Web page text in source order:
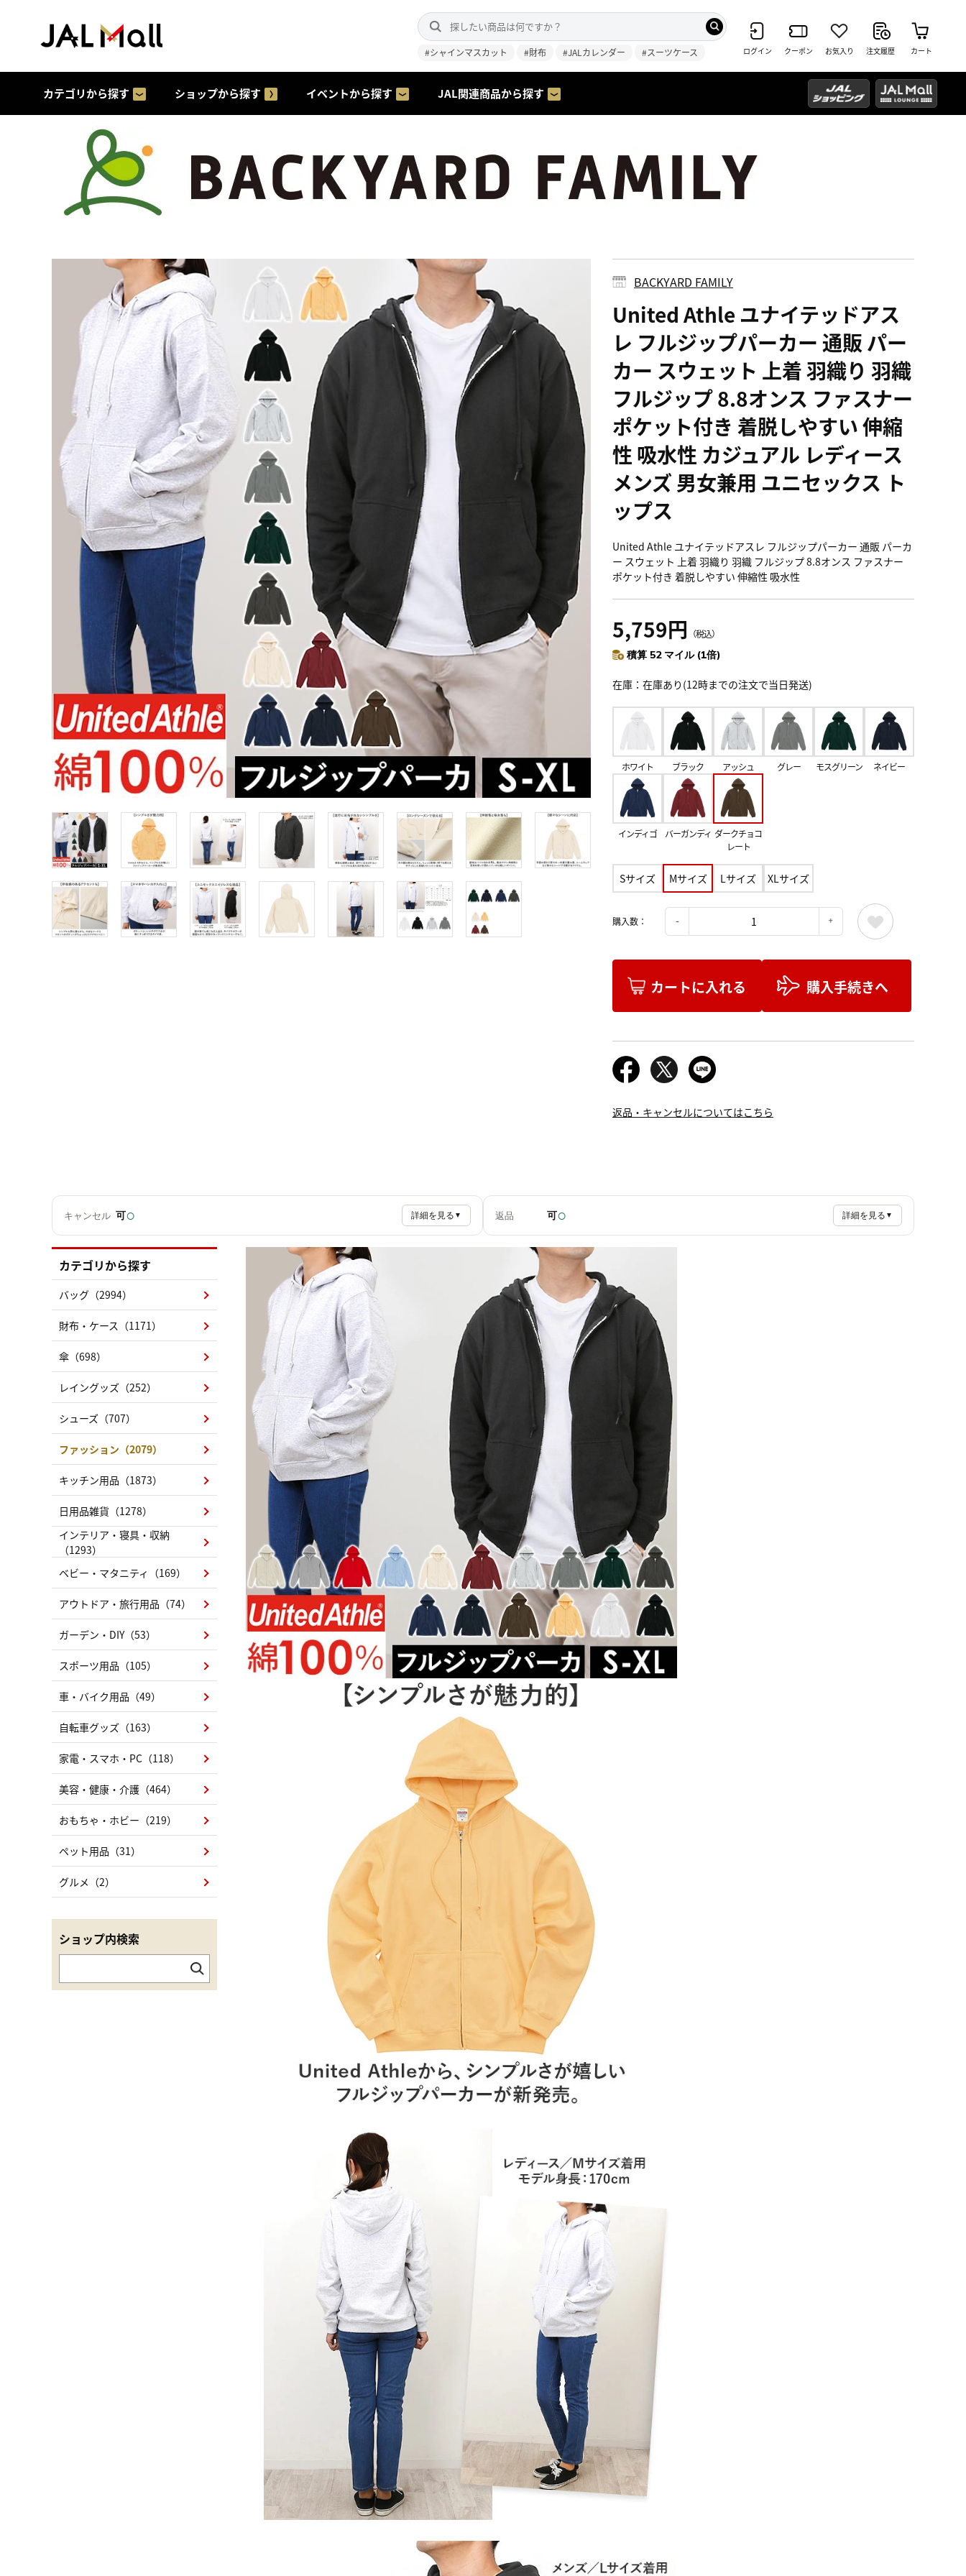
#シャインマスカット #財布 #JALカレンダー #スーツケース ログイン クーポン お気入り 注文履歴 カート
カテゴリから探す ショップから探す イベントから探す JAL関連商品から探す
BACKYARD FAMILY
United Athle ユナイテッドアス
レ フルジップパーカー 通販 パー
カー スウェット 上着 羽織り 羽織
フルジップ 8.8オンス ファスナー
ポケット付き 着脱しやすい 伸縮
性 吸水性 カジュアル レディース
メンズ 男女兼用 ユニセックス ト
ップス
United Athle ユナイテッドアスレ フルジップパーカー 通販 パーカ
ー スウェット 上着 羽織り 羽織 フルジップ 8.8オンス ファスナー
ポケット付き 着脱しやすい 伸縮性 吸水性
5,759円 （税込）
積算 52 マイル (1倍)
在庫 在庫あり(12時までの注文で当日発送)
ホワイト ブラック アッシュ グレー モスグリーン ネイビー
インディゴ バーガンディ ダークチョコ
レート
Sサイズ Mサイズ Lサイズ XLサイズ
購入数：
カートに入れる 購入手続きへ
返品・キャンセルについてはこちら
キャンセル 可○ 詳細を見る ▼ 返品 可○ 詳細を見る ▼
カテゴリから探す
バッグ（2994）
財布・ケース（1171）
傘（698）
レイングッズ（252）
シューズ（707）
ファッション（2079）
キッチン用品（1873）
日用品雑貨（1278）
インテリア・寝具・収納
（1293）
ベビー・マタニティ（169）
アウトドア・旅行用品（74）
ガーデン・DIY（53）
スポーツ用品（105）
車・バイク用品（49）
自転車グッズ（163）
家電・スマホ・PC（118）
美容・健康・介護（464）
おもちゃ・ホビー（219）
ペット用品（31）
グルメ（2）
ショップ内検索